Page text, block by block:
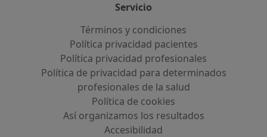
Servicio
Términos y condiciones
Política privacidad pacientes
Política privacidad profesionales
Política de privacidad para determinados
profesionales de la salud
Política de cookies
Así organizamos los resultados
Accesibilidad